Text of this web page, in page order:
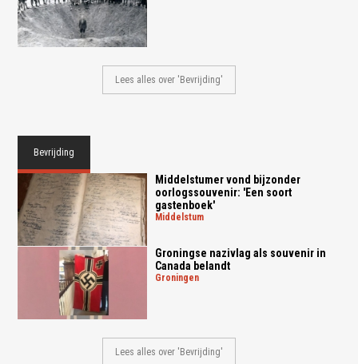
Lees alles over 'Bevrijding'
Bevrijding
Middelstumer vond bijzonder
oorlogssouvenir: 'Een soort
gastenboek'
middelstum
Groningse nazivlag als souvenir in
Canada belandt
groningen
Lees alles over 'Bevrijding'